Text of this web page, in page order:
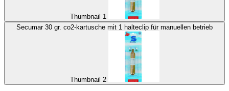
Thumbnail 1
Secumar 30 gr. co2-kartusche mit 1 halteclip für manuellen betrieb
Thumbnail 2